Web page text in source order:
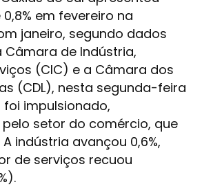
em fevereiro na
janeiro, segundo dados
de Indústria,
(CIC) e a Câmara dos
(CDL), nesta segunda-feira
foi impulsionado,
setor do comércio, que
indústria avançou 0,6%,
de serviços recuou